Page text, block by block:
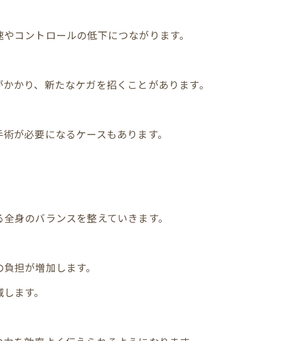
コントロールの低下につながります。
かり、新たなケガを招くことがあります。
が必要になるケースもあります。
身のバランスを整えていきます。
担が増加します。
ます。